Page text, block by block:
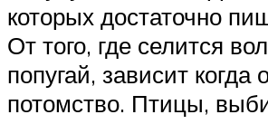
которых достаточно
От того, где селится
попугай, зависит когда
потомство. Птицы,